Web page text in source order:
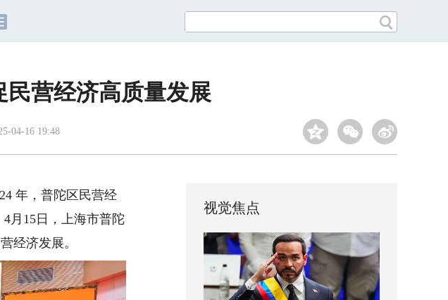
营经济高质量发展
04-16 19:48
年，普陀区民营经
月15日，上海市普陀
经济发展。
视觉焦点